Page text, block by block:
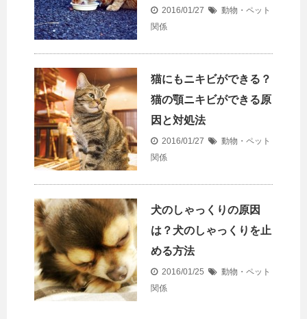
2016/01/27
動物・ペット
関係
猫にもニキビができる？
猫の顎ニキビができる原
因と対処法
2016/01/27
動物・ペット
関係
犬のしゃっくりの原因
は？犬のしゃっくりを止
める方法
2016/01/25
動物・ペット
関係